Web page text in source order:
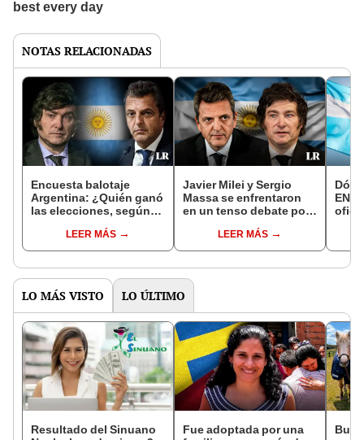
NOTAS RELACIONADAS
Encuesta balotaje
Argentina: ¿Quién ganó
las elecciones, según
Massa o Javier Milei?
LEER MÁS
Javier Milei y Sergio
Massa se enfrentaron
en un tenso debate por
ArgentinaLEER MÁS
EN
LO MÁS VISTO LO ÚLTIMO
Resultado del Sinuano
Fue adoptada por una